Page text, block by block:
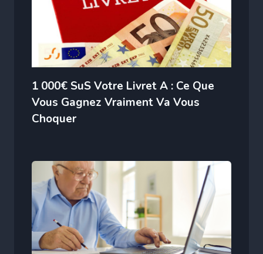
1 000€ SuS Votre Livret A : Ce Que
Vous Gagnez Vraiment Va Vous
Choquer